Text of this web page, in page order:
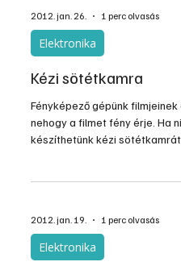
mintapéldányhoz az IK19
2012. jan. 26. 1 perc olvasás
Elektronika
Kézi sötétkamra
Fényképező gépünk
nehogy a filmet fény érje. Ha
készíthetünk kézi
2012. jan. 19. 1 perc olvasás
Elektronika